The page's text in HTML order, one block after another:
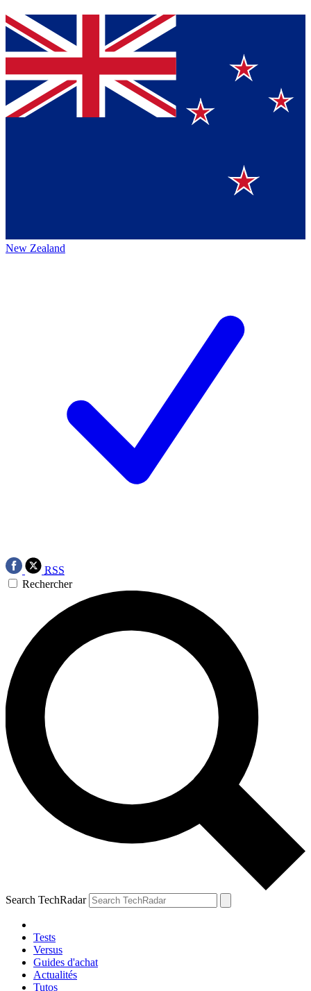
New Zealand
RSS
Rechercher
Search TechRadar
Tests
Versus
Guides d'achat
Actualités
Tutos